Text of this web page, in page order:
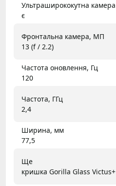
Ультраширококутна камера
є
Фронтальна камера, МП
13 (f / 2.2)
Частота оновлення, Гц
120
Частота, ГГц
2,4
Ширина, мм
77,5
Ще
кришка Gorilla Glass Victus+